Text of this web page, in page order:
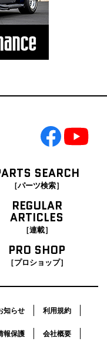
SEARCH
［パーツ検索］
REGULAR
ARTICLES
［連載］
PRO SHOP
［プロショップ］
知らせ 利用規約
報保護 会社概要